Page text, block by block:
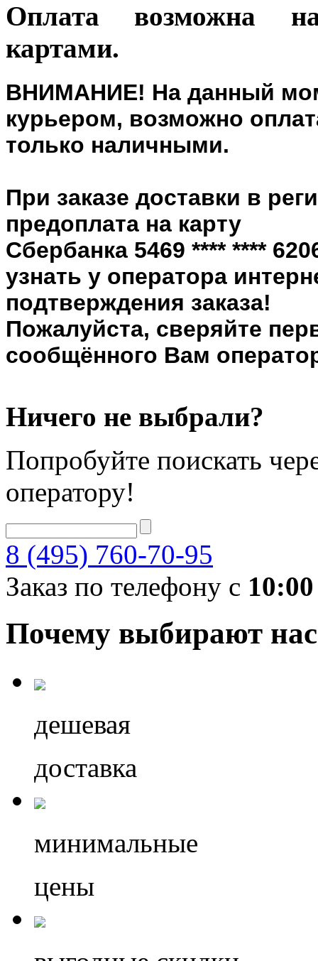
Оплата возможна
картами.
ВНИМАНИЕ! На данный
курьером, возможно
только наличными.
При заказе доставки в
предоплата на карту
Сбербанка 5469 **** ****
узнать у оператора
подтверждения заказа!
Пожалуйста, сверяйте
сообщённого Вам
Ничего не выбрали?
Попробуйте поискать
оператору!
8 (495) 760-70-95
Заказ по телефону с 10:00
Почему выбирают нас
дешевая
доставка
минимальные
цены